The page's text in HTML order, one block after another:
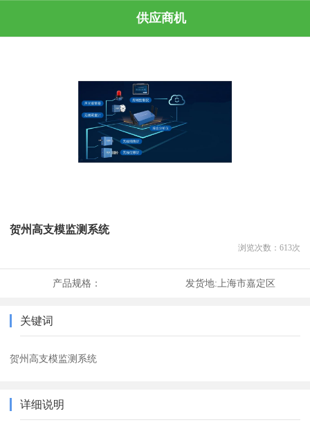
供应商机
贺州高支模监测系统
浏览次数： 613次
产品规格： 发货地:上海市嘉定区
关键词
贺州高支模监测系统
详细说明